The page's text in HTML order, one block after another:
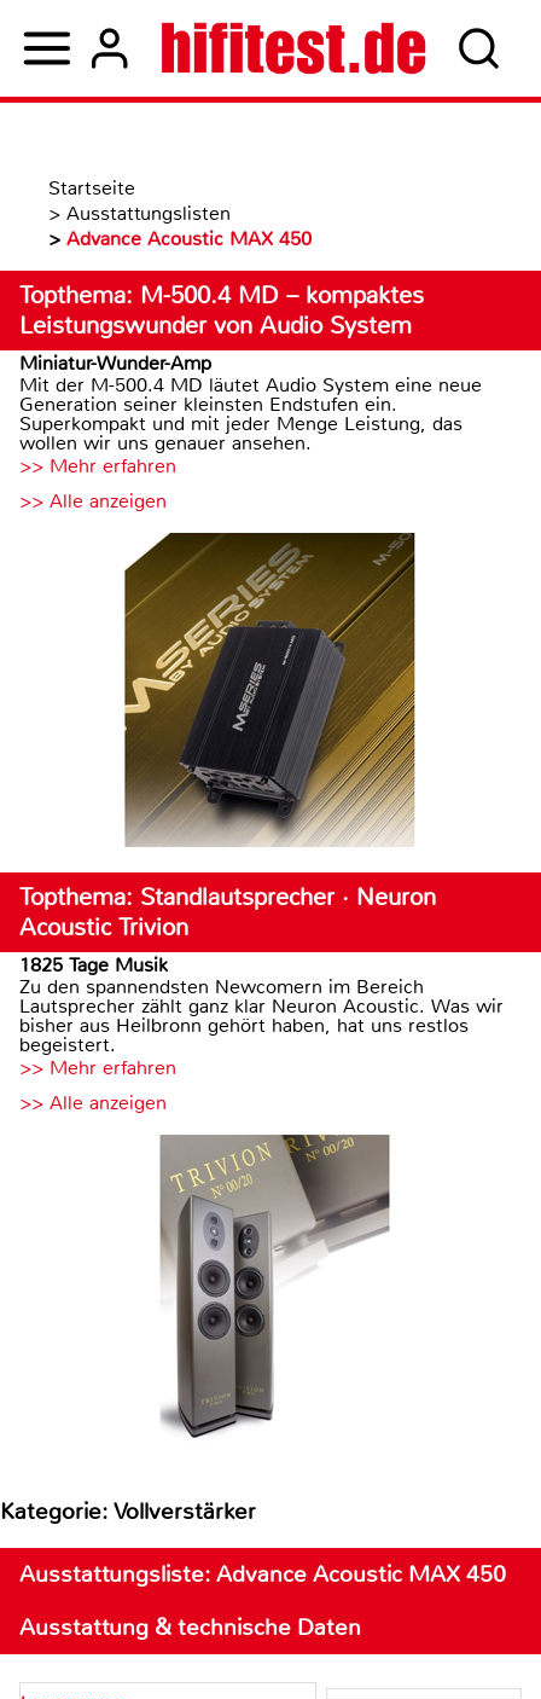
Startseite
> Ausstattungslisten
> Advance Acoustic MAX 450
Topthema: M-500.4 MD – kompaktes
Leistungswunder von Audio System
Miniatur-Wunder-Amp
Mit der M-500.4 MD läutet Audio System eine neue
Generation seiner kleinsten Endstufen ein.
Superkompakt und mit jeder Menge Leistung, das
wollen wir uns genauer ansehen.
>> Mehr erfahren
>> Alle anzeigen
Topthema: Standlautsprecher · Neuron
Acoustic Trivion
1825 Tage Musik
Zu den spannendsten Newcomern im Bereich
Lautsprecher zählt ganz klar Neuron Acoustic. Was wir
bisher aus Heilbronn gehört haben, hat uns restlos
begeistert.
>> Mehr erfahren
>> Alle anzeigen
Kategorie: Vollverstärker
Ausstattungsliste: Advance Acoustic MAX 450
Ausstattung & technische Daten